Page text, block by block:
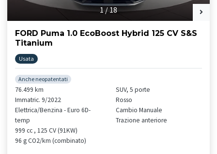
1/18
FORD Puma 1.0 EcoBoost Hybrid 125 CV S&S
Titanium
Usata
Anche neopatentati
76.499 km
Immatric. 9/2022
Elettrica/Benzina - Euro 6D-
temp
999 cc , 125 CV (91KW)
96 g CO2/km (combinato)
SUV, 5 porte
Rosso
Cambio Manuale
Trazione anteriore